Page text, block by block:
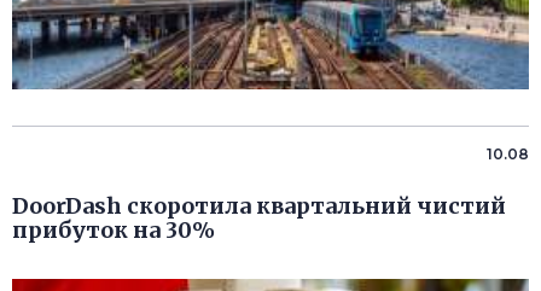
10.08
DoorDash скоротила квартальний чистий
прибуток на 30%